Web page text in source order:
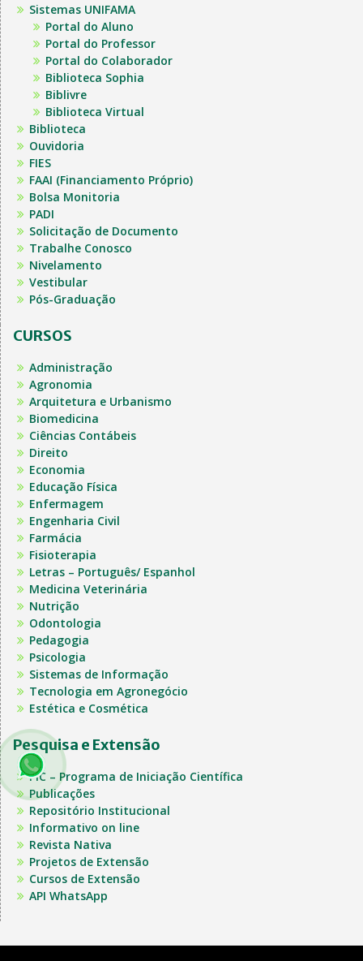
Sistemas UNIFAMA
Portal do Aluno
Portal do Professor
Portal do Colaborador
Biblioteca Sophia
Biblivre
Biblioteca Virtual
Biblioteca
Ouvidoria
FIES
FAAI (Financiamento Próprio)
Bolsa Monitoria
PADI
Solicitação de Documento
Trabalhe Conosco
Nivelamento
Vestibular
Pós-Graduação
CURSOS
Administração
Agronomia
Arquitetura e Urbanismo
Biomedicina
Ciências Contábeis
Direito
Economia
Educação Física
Enfermagem
Engenharia Civil
Farmácia
Fisioterapia
Letras – Português/ Espanhol
Medicina Veterinária
Nutrição
Odontologia
Pedagogia
Psicologia
Sistemas de Informação
Tecnologia em Agronegócio
Estética e Cosmética
Pesquisa e Extensão
PIC – Programa de Iniciação Científica
Publicações
Repositório Institucional
Informativo on line
Revista Nativa
Projetos de Extensão
Cursos de Extensão
API WhatsApp